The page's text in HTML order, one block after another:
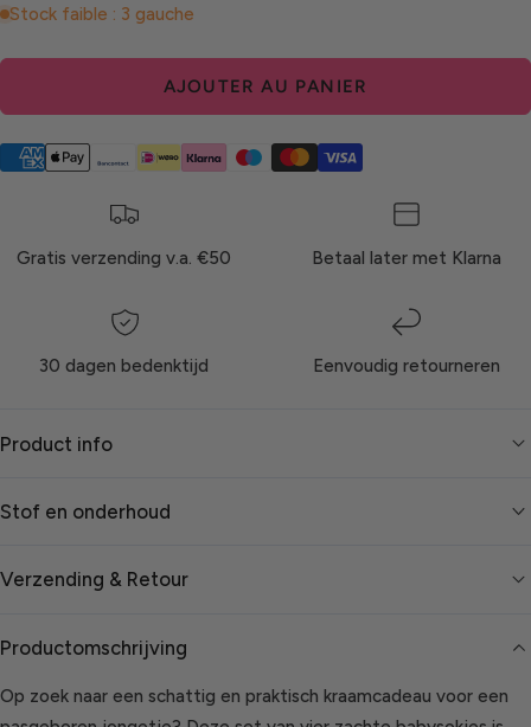
Stock faible : 3 gauche
AJOUTER AU PANIER
Gratis verzending v.a. €50 Betaal later met Klarna
30 dagen bedenktijd Eenvoudig retourneren
Product info
Stof en onderhoud
Verzending & Retour
Productomschrijving
Op zoek naar een schattig en praktisch kraamcadeau voor een